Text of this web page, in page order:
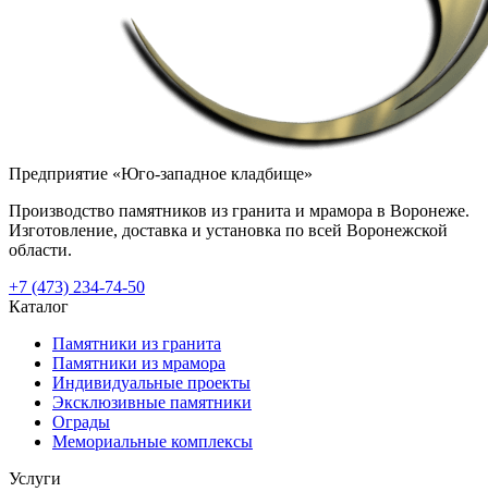
Предприятие «Юго-западное кладбище»
Производство памятников из гранита и мрамора в Воронеже.
Изготовление, доставка и установка по всей Воронежской
области.
+7 (473) 234-74-50
Каталог
Памятники из гранита
Памятники из мрамора
Индивидуальные проекты
Эксклюзивные памятники
Ограды
Мемориальные комплексы
Услуги